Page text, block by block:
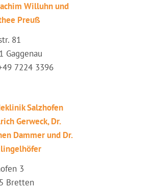
Willuhn und
Preuß
81
Gaggenau
7224 3396
Salzhofen
Gerweck, Dr.
Dammer und Dr.
3
Bretten